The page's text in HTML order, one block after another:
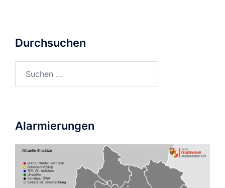
Durchsuchen
nach:
Alarmierungen